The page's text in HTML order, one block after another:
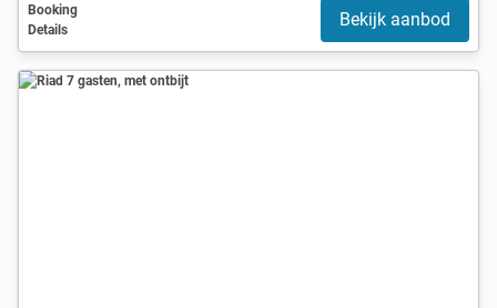
Booking
Details
Bekijk aanbod